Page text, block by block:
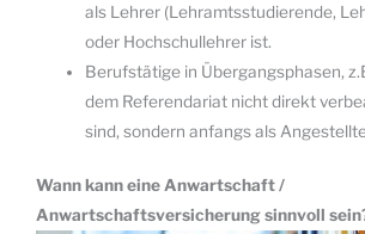
als Lehrer (Lehramtsstudierende,
oder Hochschullehrer ist.
Berufstätige in Übergangsphasen,
dem Referendariat nicht direkt
sind, sondern anfangs als
Wann kann eine Anwartschaft /
Anwartschaftsversicherung sinnvoll